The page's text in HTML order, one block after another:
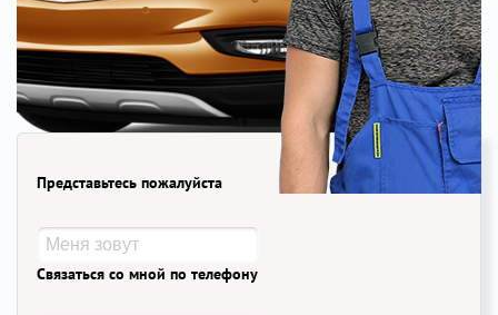
Представьтесь пожалуйста
Связаться со мной по телефону